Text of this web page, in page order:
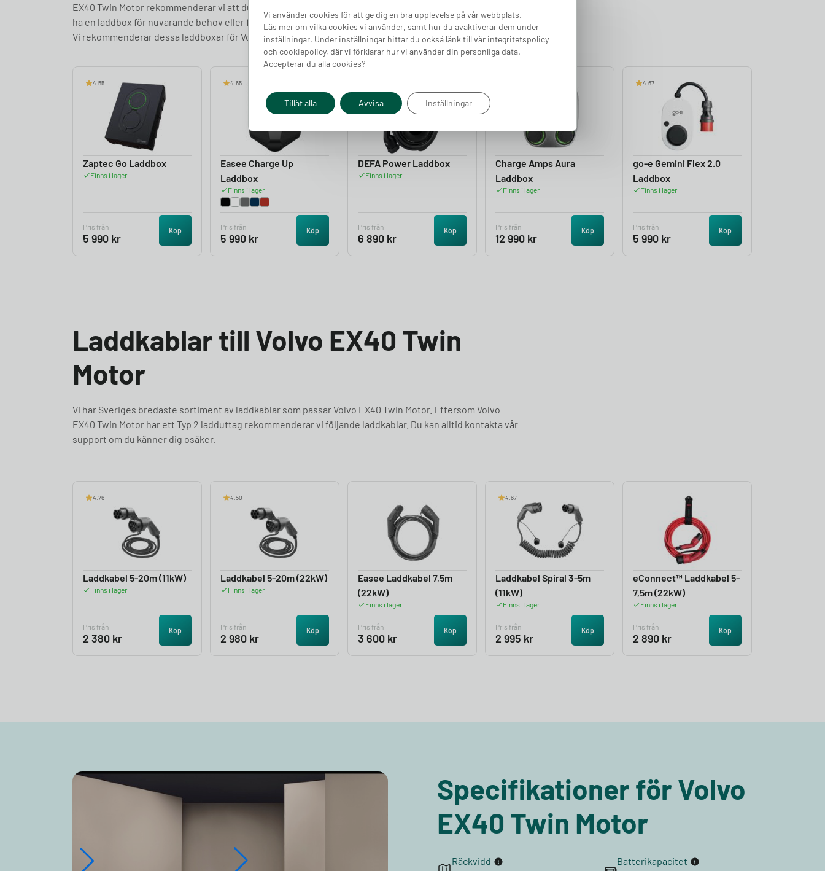
EX40 Twin Motor rekommenderar vi att du väljer en laddbox med minst 11 kW effekt. Oavsett om du vill
ha en laddbox för nuvarande behov eller framtidssäkra för en kraftfullare bil, har vi rätt alternativ för dig.
Vi rekommenderar dessa laddboxar för Volvo EX40 Twin Motor.
4.55
Zaptec Go Laddbox
Finns i lager
Pris från
5 990 kr
Köp
4.65
Easee Charge Up
Laddbox
Finns i lager
Pris från
5 990 kr
Köp
4.05
DEFA Power Laddbox
Finns i lager
Pris från
6 890 kr
Köp
4.50
Charge Amps Aura
Laddbox
Finns i lager
Pris från
12 990 kr
Köp
4.67
go-e Gemini Flex 2.0
Laddbox
Finns i lager
Pris från
5 990 kr
Köp
Laddkablar till Volvo EX40 Twin
Motor
Vi har Sveriges bredaste sortiment av laddkablar som passar Volvo EX40 Twin Motor. Eftersom Volvo
EX40 Twin Motor har ett Typ 2 ladduttag rekommenderar vi följande laddkablar. Du kan alltid kontakta vår
support om du känner dig osäker.
4.76
Laddkabel 5-20m (11kW)
Finns i lager
Pris från
2 380 kr
Köp
4.50
Laddkabel 5-20m (22kW)
Finns i lager
Pris från
2 980 kr
Köp
Easee Laddkabel 7,5m
(22kW)
Finns i lager
Pris från
3 600 kr
Köp
4.67
Laddkabel Spiral 3-5m
(11kW)
Finns i lager
Pris från
2 995 kr
Köp
eConnect™ Laddkabel 5-
7,5m (22kW)
Finns i lager
Pris från
2 890 kr
Köp
Specifikationer för Volvo
EX40 Twin Motor
Räckvidd Batterikapacitet
Vi använder cookies för att ge dig en bra upplevelse på vår webbplats.
Läs mer om vilka cookies vi använder, samt hur du avaktiverar dem under
inställningar. Under inställningar hittar du också länk till vår integritetspolicy
och cookiepolicy, där vi förklarar hur vi använder din personliga data.
Accepterar du alla cookies?
Tillåt alla Avvisa Inställningar